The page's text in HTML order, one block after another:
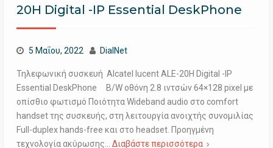
20H Digital -IP Essential DeskPhone
5 Μαΐου, 2022 DialNet
Τηλεφωνική συσκευή Alcatel lucent ALE-20H Digital -IP
Essential DeskPhone B/W οθόνη 2.8 ιντσών 64×128 pixel με
οπίσθιο φωτισμό Ποιότητα Wideband audio στο comfort
handset της συσκευής, στη λειτουργία ανοιχτής συνομιλίας
Full-duplex hands-free και στο headset. Προηγμένη
τεχνολογία ακύρωσης… Διαβάστε περισσότερα